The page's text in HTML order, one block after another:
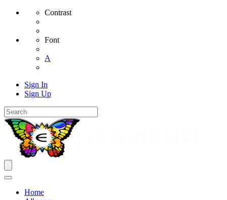
Contrast
Font
A
Sign In
Sign Up
Home